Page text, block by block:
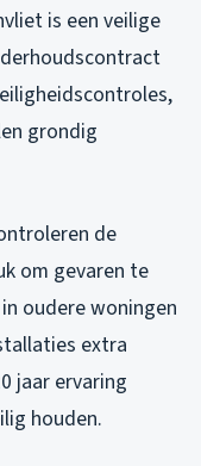
is een veilige
grondig
de
om gevaren te
oudere woningen
extra
jaar ervaring
houden.